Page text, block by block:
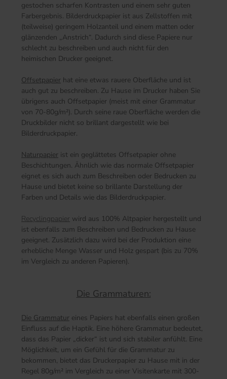
gestochen scharfen Kontrasten und einem sehr guten
Farbergebnis. Bilderdruckpapier ist aus Zellstoffen mit
(teilweise) geringem Holzanteil und einem matten oder
glänzenden „Anstrich“. Dadurch sind diese Papiere nur
schlecht zu beschreiben und auch nicht für den
heimischen Drucker geeignet.
Offsetpapier hat eine etwas rauere Oberfläche und ist
auch gut zu beschreiben. Zu Hause im Drucker haben Sie
übrigens auch Offsetpapier (meist mit einer Grammatur
von 70-80g/m²). Durch seine raue Oberfläche werden die
Druckbilder nicht so brillant dargestellt wie bei
Bilderdruckpapier.
Naturpapier ist ein geglättetes Offsetpapier ohne
Beschichtungen. Ähnlich wie das normale Offsetpapier
eignet es sich auch zum Beschreiben oder Bedrucken zu
Hause und bietet keine so brillante Darstellung der
Farben und Details wie das Bilderdruckpapier.
Recyclingpapier wird aus 100% Altpapier hergestellt und
ist ebenfalls zum Beschreiben und Bedrucken zu Hause
geeignet. Zusätzlich dazu wird bei der Produktion eine
erhebliche Menge Wasser und Holz gespart (bis zu 70%
im Vergleich zu anderen Papieren).
Die Grammaturen:
Die Grammatur eines Papiers hat ebenfalls einen großen
Einfluss auf die Haptik. Eine höhere Grammatur bedeutet,
dass das Papier „dicker“ ist und sich stabiler anfühlt. Eine
Möglichkeit, um ein Gefühl für die Grammatur zu
bekommen, bietet das Druckerpapier zu Hause mit in der
Regel 80g/m² im Vergleich zu einer Visitenkarte mit 300-